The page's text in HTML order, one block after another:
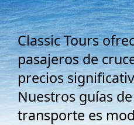
Classic Tours
pasajeros de
precios
Nuestros guías
transporte es